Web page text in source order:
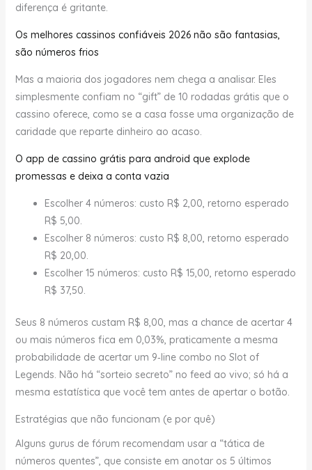
diferença é gritante.
Os melhores cassinos confiáveis 2026 não são fantasias,
são números frios
Mas a maioria dos jogadores nem chega a analisar. Eles
simplesmente confiam no “gift” de 10 rodadas grátis que o
cassino oferece, como se a casa fosse uma organização de
caridade que reparte dinheiro ao acaso.
O app de cassino grátis para android que explode
promessas e deixa a conta vazia
Escolher 4 números: custo R$ 2,00, retorno esperado
R$ 5,00.
Escolher 8 números: custo R$ 8,00, retorno esperado
R$ 20,00.
Escolher 15 números: custo R$ 15,00, retorno esperado
R$ 37,50.
Seus 8 números custam R$ 8,00, mas a chance de acertar 4
ou mais números fica em 0,03%, praticamente a mesma
probabilidade de acertar um 9‑line combo no Slot of
Legends. Não há “sorteio secreto” no feed ao vivo; só há a
mesma estatística que você tem antes de apertar o botão.
Estratégias que não funcionam (e por quê)
Alguns gurus de fórum recomendam usar a “tática de
números quentes”, que consiste em anotar os 5 últimos